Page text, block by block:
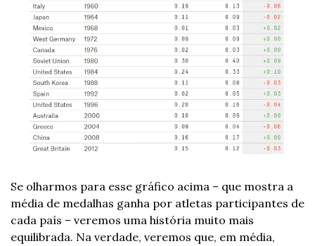
Se olharmos para esse gráfico acima – que mostra a
média de medalhas ganha por atletas participantes de
cada país – veremos uma história muito mais
equilibrada. Na verdade, veremos que, em média,